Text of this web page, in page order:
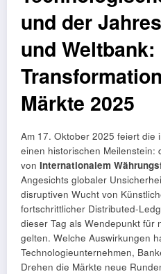
und der
und Weltbank:
Märkte 2025
Am 17. Oktober 2025 feiert die
einen historischen Meilenstein:
von Internationalem
Angesichts globaler
disruptiven Wucht von
fortschrittlicher Distributed-
dieser Tag als Wendepunkt für
gelten. Welche Auswirkungen
Technologieunternehmen,
Drehen die Märkte neue